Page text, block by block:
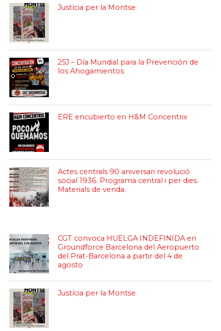
Justícia per la Montse
25J – Día Mundial para la Prevención de
los Ahogamientos
ERE encubierto en H&M Concentrix
Actes centrals 90 aniversari revolució
social 1936. Programa central i per dies.
Materials de venda.
CGT convoca HUELGA INDEFINIDA en
Groundforce Barcelona del Aeropuerto
del Prat-Barcelona a partir del 4 de
agosto
Justícia per la Montse